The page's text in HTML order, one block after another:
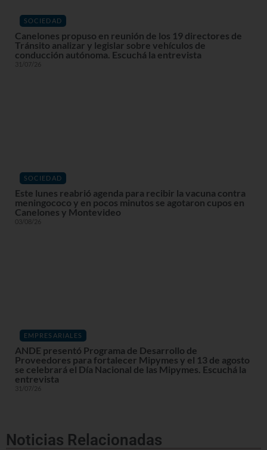
SOCIEDAD
Canelones propuso en reunión de los 19 directores de
Tránsito analizar y legislar sobre vehículos de
conducción autónoma. Escuchá la entrevista
31/07/26
SOCIEDAD
Este lunes reabrió agenda para recibir la vacuna contra
meningococo y en pocos minutos se agotaron cupos en
Canelones y Montevideo
03/08/26
EMPRESARIALES
ANDE presentó Programa de Desarrollo de
Proveedores para fortalecer Mipymes y el 13 de agosto
se celebrará el Día Nacional de las Mipymes. Escuchá la
entrevista
31/07/26
Noticias Relacionadas